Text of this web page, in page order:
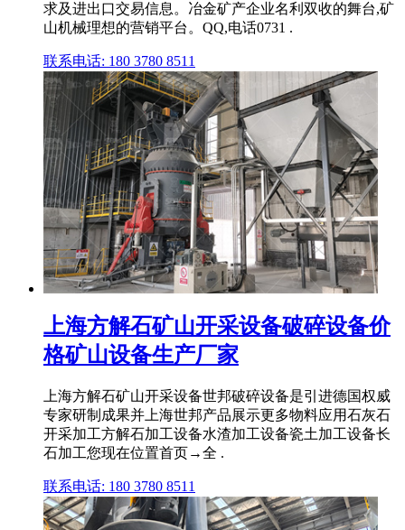
求及进出口交易信息。冶金矿产企业名利双收的舞台,矿
山机械理想的营销平台。QQ,电话0731 .
联系电话: 180 3780 8511
上海方解石矿山开采设备破碎设备价
格矿山设备生产厂家
上海方解石矿山开采设备世邦破碎设备是引进德国权威
专家研制成果并上海世邦产品展示更多物料应用石灰石
开采加工方解石加工设备水渣加工设备瓷土加工设备长
石加工您现在位置首页→全 .
联系电话: 180 3780 8511